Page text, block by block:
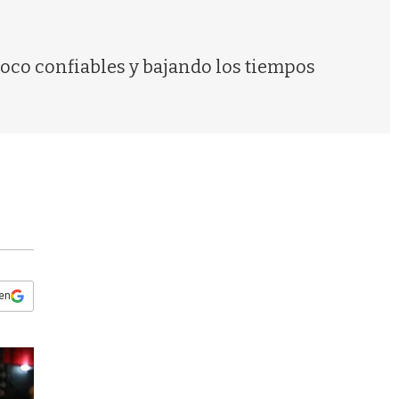
confiables y bajando los tiempos